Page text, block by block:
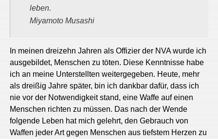
leben.
Miyamoto Musashi
In meinen dreizehn Jahren als Offizier der NVA wurde ich
ausgebildet, Menschen zu töten. Diese Kenntnisse habe
ich an meine Unterstellten weitergegeben. Heute, mehr
als dreißig Jahre später, bin ich dankbar dafür, dass ich
nie vor der Notwendigkeit stand, eine Waffe auf einen
Menschen richten zu müssen. Das nach der Wende
folgende Leben hat mich gelehrt, den Gebrauch von
Waffen jeder Art gegen Menschen aus tiefstem Herzen zu